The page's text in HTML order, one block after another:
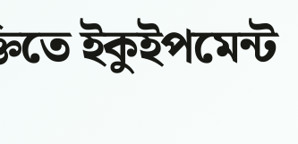
ইকুইপমেন্ট